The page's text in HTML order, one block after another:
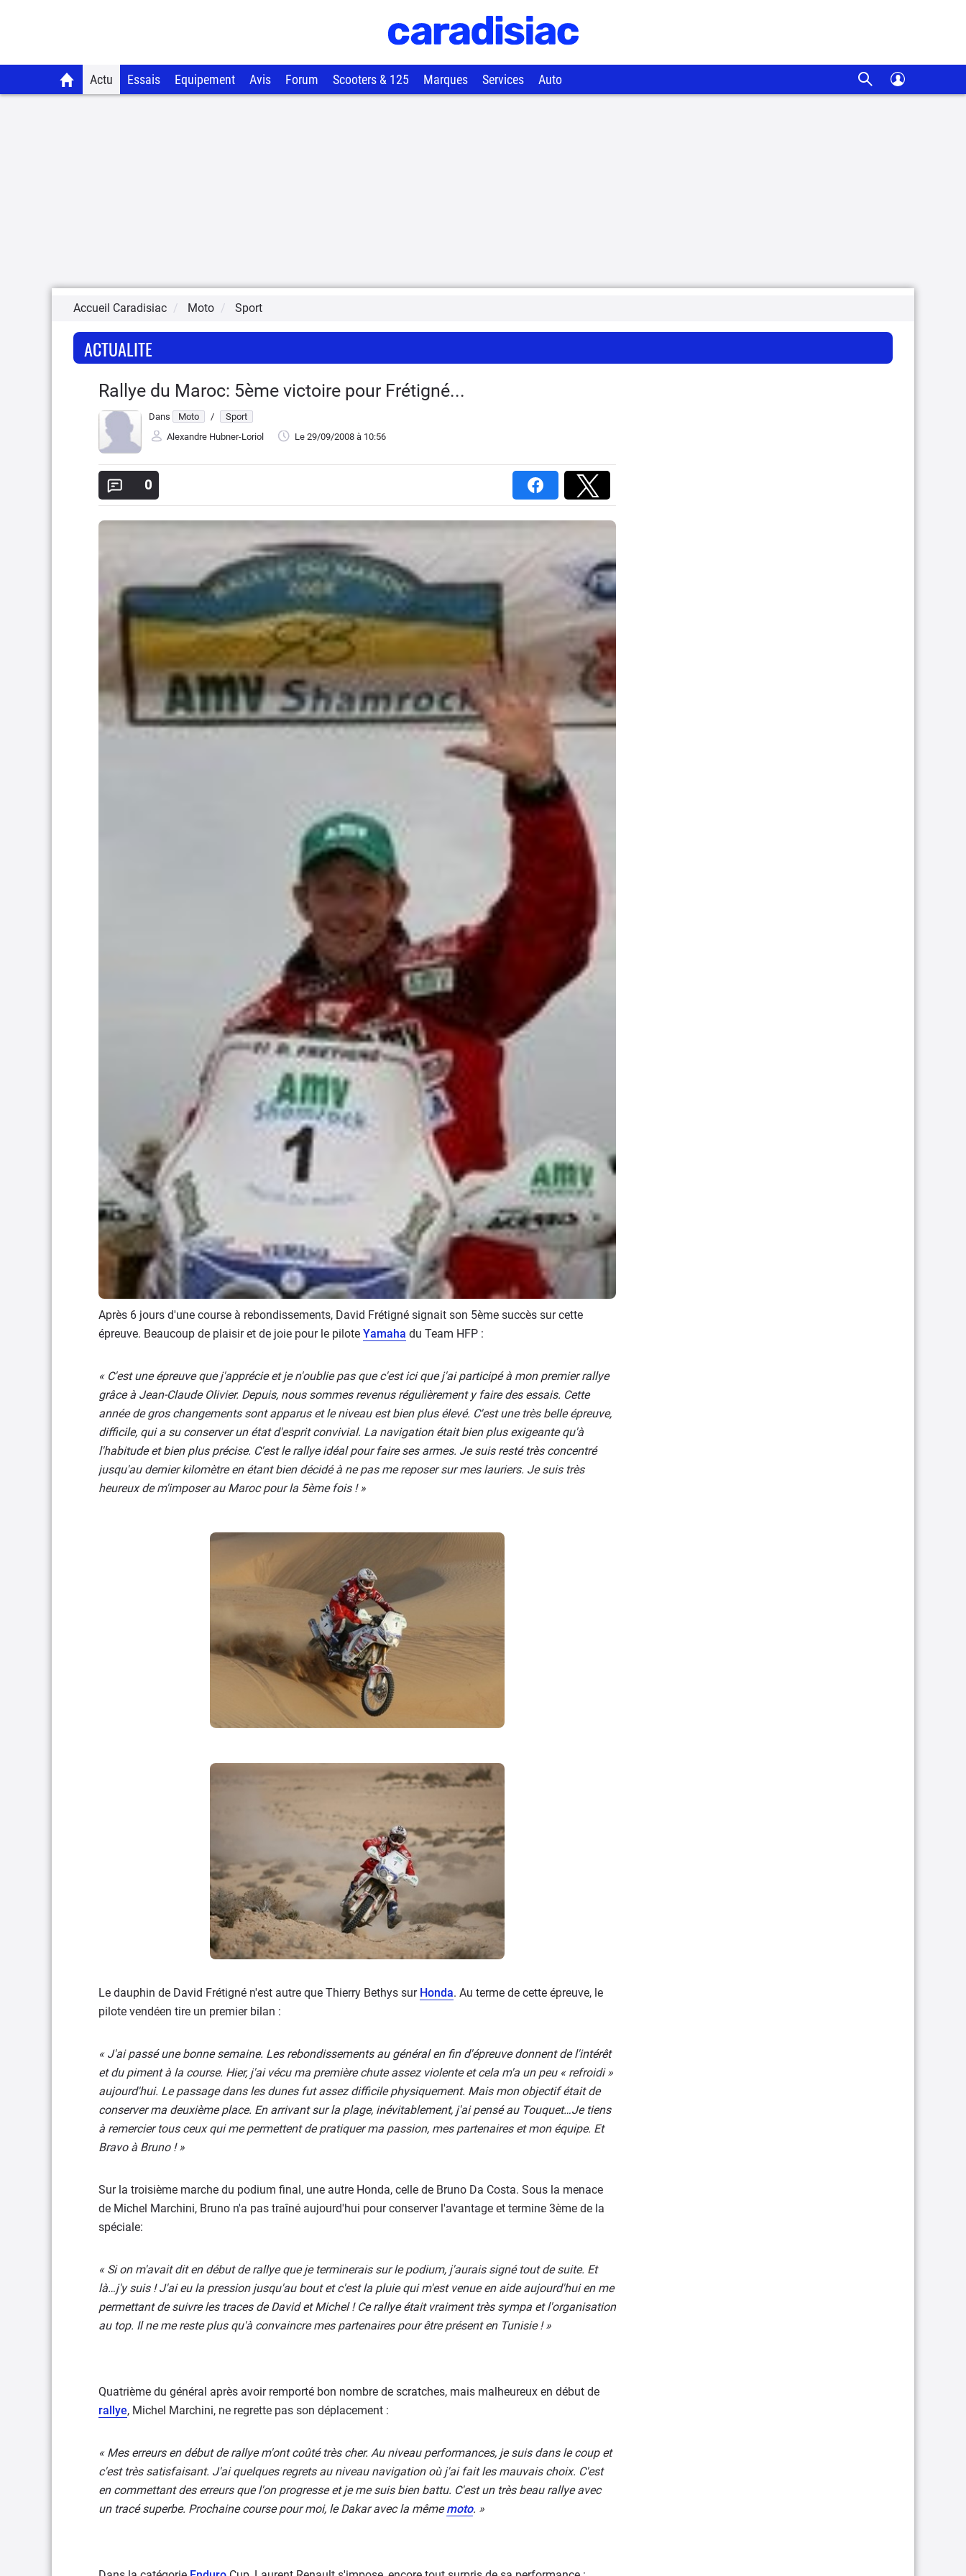
Actu Essais Equipement Avis Forum Scooters & 125 Marques Services Auto
Accueil Caradisiac Moto Sport
ACTUALITE
Rallye du Maroc: 5ème victoire pour Frétigné...
Dans Moto /
Sport
Alexandre Hubner-Loriol
Le 29/09/2008 à 10:56
0
Après 6 jours d'une course à rebondissements, David Frétigné signait son 5ème succès sur cette
épreuve. Beaucoup de plaisir et de joie pour le pilote Yamaha du Team HFP :
« C'est une épreuve que j'apprécie et je n'oublie pas que c'est ici que j'ai participé à mon premier rallye
grâce à Jean-Claude Olivier. Depuis, nous sommes revenus régulièrement y faire des essais. Cette
année de gros changements sont apparus et le niveau est bien plus élevé. C'est une très belle épreuve,
difficile, qui a su conserver un état d'esprit convivial. La navigation était bien plus exigeante qu'à
l'habitude et bien plus précise. C'est le rallye idéal pour faire ses armes. Je suis resté très concentré
jusqu'au dernier kilomètre en étant bien décidé à ne pas me reposer sur mes lauriers. Je suis très
heureux de m'imposer au Maroc pour la 5ème fois ! »
Le dauphin de David Frétigné n'est autre que Thierry Bethys sur Honda. Au terme de cette épreuve, le
pilote vendéen tire un premier bilan :
« J'ai passé une bonne semaine. Les rebondissements au général en fin d'épreuve donnent de l'intérêt
et du piment à la course. Hier, j'ai vécu ma première chute assez violente et cela m'a un peu « refroidi »
aujourd'hui. Le passage dans les dunes fut assez difficile physiquement. Mais mon objectif était de
conserver ma deuxième place. En arrivant sur la plage, inévitablement, j'ai pensé au Touquet…Je tiens
à remercier tous ceux qui me permettent de pratiquer ma passion, mes partenaires et mon équipe. Et
Bravo à Bruno ! »
Sur la troisième marche du podium final, une autre Honda, celle de Bruno Da Costa. Sous la menace
de Michel Marchini, Bruno n'a pas traîné aujourd'hui pour conserver l'avantage et termine 3ème de la
spéciale:
« Si on m'avait dit en début de rallye que je terminerais sur le podium, j'aurais signé tout de suite. Et
là…j'y suis ! J'ai eu la pression jusqu'au bout et c'est la pluie qui m'est venue en aide aujourd'hui en me
permettant de suivre les traces de David et Michel ! Ce rallye était vraiment très sympa et l'organisation
au top. Il ne me reste plus qu'à convaincre mes partenaires pour être présent en Tunisie ! »
Quatrième du général après avoir remporté bon nombre de scratches, mais malheureux en début de
rallye, Michel Marchini, ne regrette pas son déplacement :
« Mes erreurs en début de rallye m'ont coûté très cher. Au niveau performances, je suis dans le coup et
c'est très satisfaisant. J'ai quelques regrets au niveau navigation où j'ai fait les mauvais choix. C'est
en commettant des erreurs que l'on progresse et je me suis bien battu. C'est un très beau rallye avec
un tracé superbe. Prochaine course pour moi, le Dakar avec la mêmemoto. »